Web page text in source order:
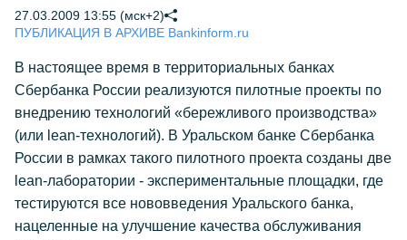
27.03.2009 13:55 (мск+2)
ПУБЛИКАЦИЯ В АРХИВЕ Bankinform.ru
В настоящее время в территориальных банках
Сбербанка России реализуются пилотные проекты по
внедрению технологий «бережливого производства»
(или lean-технологий). В Уральском банке Сбербанка
России в рамках такого пилотного проекта созданы две
lean-лаборатории - экспериментальные площадки, где
тестируются все нововведения Уральского банка,
нацеленные на улучшение качества обслуживания